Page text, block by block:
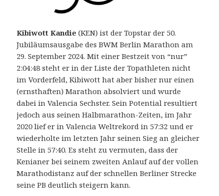
Kibiwott Kandie (KEN) ist der Topstar der 50.
Jubiläumsausgabe des BWM Berlin Marathon am
29. September 2024. Mit einer Bestzeit von “nur”
2:04:48 steht er in der Liste der Topathleten nicht
im Vorderfeld, Kibiwott hat aber bisher nur einen
(ernsthaften) Marathon absolviert und wurde
dabei in Valencia Sechster. Sein Potential resultiert
jedoch aus seinen Halbmarathon-Zeiten, im Jahr
2020 lief er in Valencia Weltrekord in 57:32 und er
wiederholte im letzten Jahr seinen Sieg an gleicher
Stelle in 57:40. Es steht zu vermuten, dass der
Kenianer bei seinem zweiten Anlauf auf der vollen
Marathodistanz auf der schnellen Berliner Strecke
seine PB deutlich steigern kann.